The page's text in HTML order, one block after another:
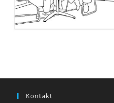
Kontakt